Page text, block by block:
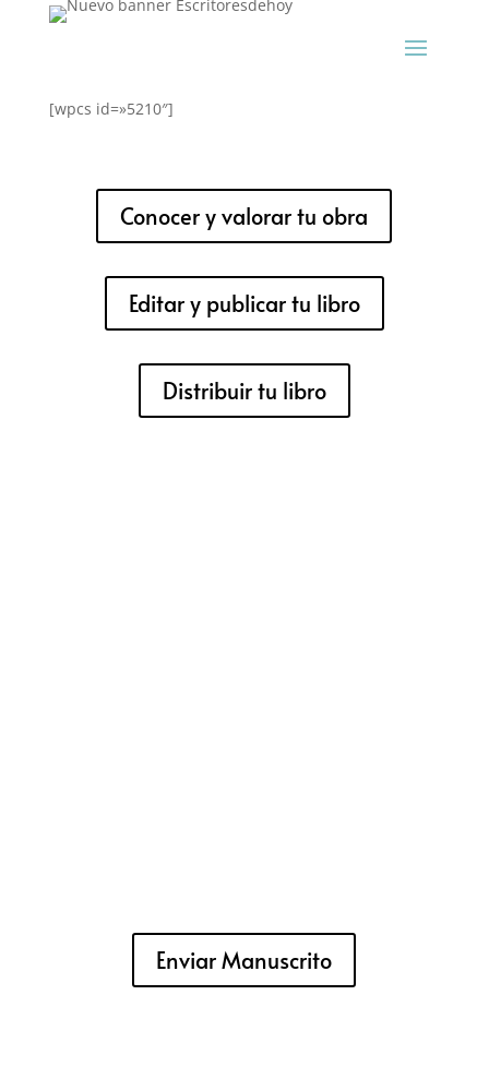
[wpcs id=»5210″]
Conocer y valorar tu obra
Editar y publicar tu libro
Distribuir tu libro
Enviar Manuscrito